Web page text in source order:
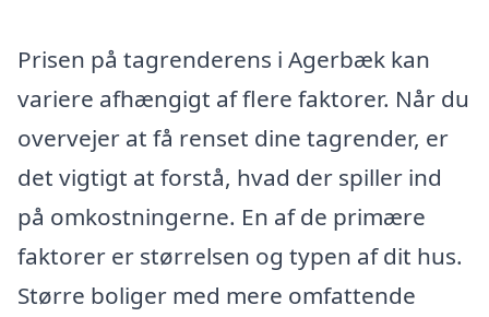
Prisen på tagrenderens i Agerbæk kan
variere afhængigt af flere faktorer. Når du
overvejer at få renset dine tagrender, er
det vigtigt at forstå, hvad der spiller ind
på omkostningerne. En af de primære
faktorer er størrelsen og typen af dit hus.
Større boliger med mere omfattende